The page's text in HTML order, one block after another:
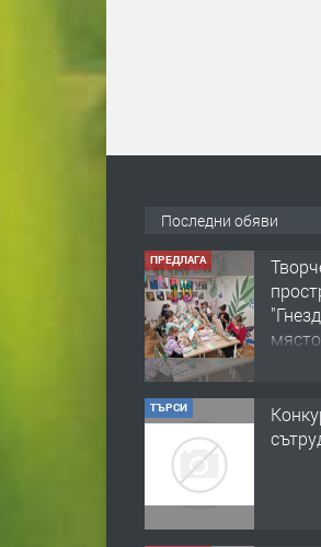
Последни обяви
и
ТЪРСИ
ПРЕДЛАГА